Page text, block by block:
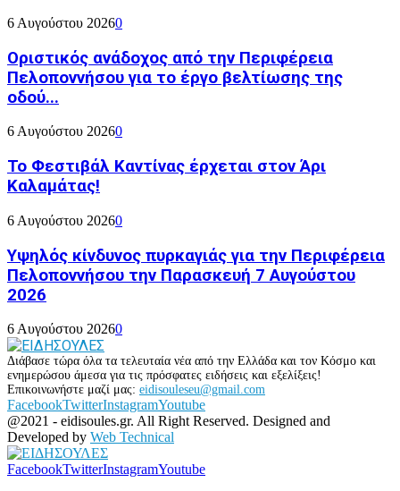
6 Αυγούστου 20260
Οριστικός ανάδοχος από την Περιφέρεια
Πελοποννήσου για το έργο βελτίωσης της
οδού...
6 Αυγούστου 20260
Το Φεστιβάλ Καντίνας έρχεται στον Άρι
Καλαμάτας!
6 Αυγούστου 20260
Υψηλός κίνδυνος πυρκαγιάς για την Περιφέρεια
Πελοποννήσου την Παρασκευή 7 Αυγούστου
2026
6 Αυγούστου 20260
Διάβασε τώρα όλα τα τελευταία νέα από την Ελλάδα και τον Κόσμο και
ενημερώσου άμεσα για τις πρόσφατες ειδήσεις και εξελίξεις!
Επικοινωνήστε μαζί μας: eidisouleseu@gmail.com
FacebookTwitterInstagramYoutube
@2021 - eidisoules.gr. All Right Reserved. Designed and
Developed by Web Technical
FacebookTwitterInstagramYoutube